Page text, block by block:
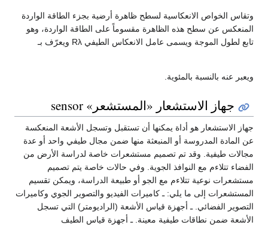
وتقاس الخواص الانعكاسية لسطح ظاهرة أرضية بجزء الطاقة الواردة
المنعكس عن سطح هذه الظاهرة مقسوماً على الطاقة الواردة، وهو
تابع لطول الموجة ويسمى عامل الانعكاس الطيفي Rλ ويعرّف بـ
ويعبر عنه بالنسبة بالمئوية.
جهاز الاستشعار «المستشعر» sensor
جهاز الاستشعار هو أداة يمكنها أن تستقبل وتسجل الأشعة المنعكسة
عن المادة المدروسة أو المنبعثة منها ضمن مجال طيفي واحد أو عدة
مجالات طيفية. وقد تم تصميم مستشعرات خاصة لدراسة الأرض من
الفضاء تتلاءم مع النوافذ الجوية. وفي حالات خاصة يتم تصميم
مستشعرات نوعية تتلاءم مع الجو أو طبيعة الدراسة، ويمكن تقسيم
المستشعرات إلى ما يلي: ـ كاميرات الفيديو والتصوير الجوي وكاميرات
التصوير الفضائي. ـ أجهزة قياس الأشعة (الراديومتر) التي تسجل
الأشعة ضمن نطاقات طيفية معينة. ـ أجهزة قياس الطيف